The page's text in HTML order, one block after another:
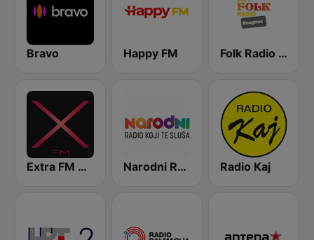
Bravo Happy FM Folk Radio Kneginec
Extra FM 93.6 Narodni Radio Radio Kaj